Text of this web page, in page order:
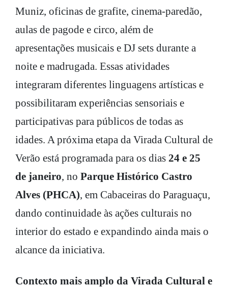
Muniz, oficinas de grafite, cinema-paredão,
aulas de pagode e circo, além de
apresentações musicais e DJ sets durante a
noite e madrugada. Essas atividades
integraram diferentes linguagens artísticas e
possibilitaram experiências sensoriais e
participativas para públicos de todas as
idades. A próxima etapa da Virada Cultural de
Verão está programada para os dias 24 e 25
de janeiro, no Parque Histórico Castro
Alves (PHCA), em Cabaceiras do Paraguaçu,
dando continuidade às ações culturais no
interior do estado e expandindo ainda mais o
alcance da iniciativa.
Contexto mais amplo da Virada Cultural e